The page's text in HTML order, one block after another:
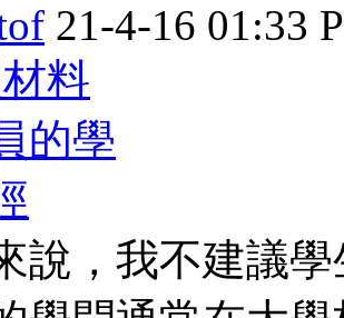
21-4-16 01:33
說，我不建議